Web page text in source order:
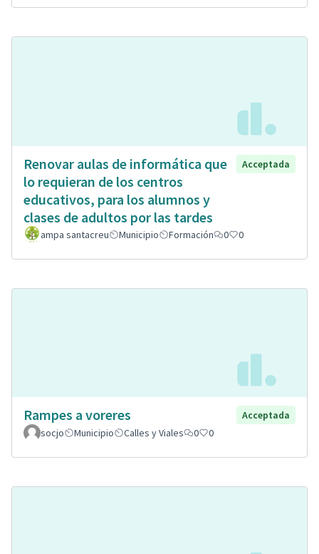
Renovar aulas de informática que
lo requieran de los centros
educativos, para los alumnos y
clases de adultos por las tardes
Acceptada
ampa santacreu Municipio Formación 0 0
Rampes a voreres
Acceptada
socjo
Municipio Calles y Viales 0 0